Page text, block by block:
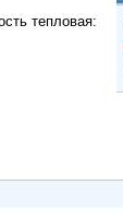
тепловая: